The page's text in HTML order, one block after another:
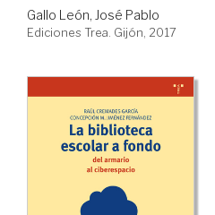
Gallo León, José Pablo
Ediciones Trea. Gijón, 2017